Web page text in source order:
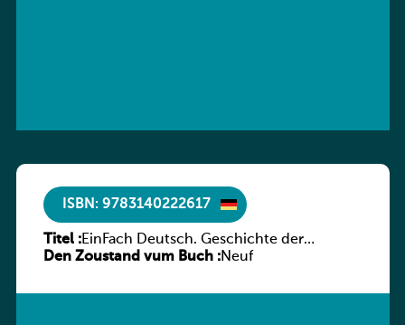
ISBN: 9783140222617
Titel :EinFach Deutsch. Geschichte der
deutschen Literatur in Beispielen
Den Zoustand vum Buch :Neuf